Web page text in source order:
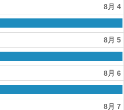
8月 4
8月 5
8月 6
8月 7